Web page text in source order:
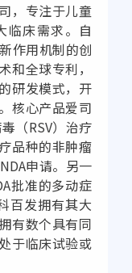
，专注于儿童
临床需求。自
作用机制的创
和全球专利，
研发模式，开
核心产品爱司
（RSV）治疗
品种的非肿瘤
申请。另一
批准的多动症
百发拥有其大
有数个具有同
于临床试验或